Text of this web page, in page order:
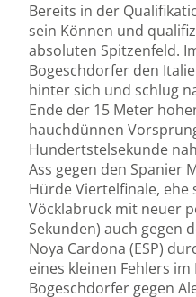
Bereits in der
sein Können und
absoluten Spitzenfeld.
Bogeschdorfer den
hinter sich und schlug
Ende der 15 Meter
hauchdünnen
Hundertstelsekunde
Ass gegen den Spanier
Hürde Viertelfinale, ehe
Vöcklabruck mit neuer
Sekunden) auch gegen
Noya Cardona (ESP)
eines kleinen Fehlers
Bogeschdorfer gegen